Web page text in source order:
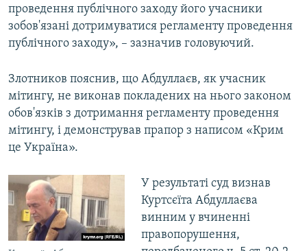
проведення публічного заходу його учасники
зобов'язані дотримуватися регламенту проведення
публічного заходу», – зазначив головуючий.
Злотников пояснив, що Абдуллаєв, як учасник
мітингу, не виконав покладених на нього законом
обов'язків з дотримання регламенту проведення
мітингу, і демонстрував прапор з написом «Крим
це Україна».
У результаті суд визнав
Куртсєїта Абдуллаєва
винним у вчиненні
правопорушення,